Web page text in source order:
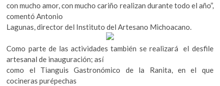
con mucho amor, con mucho cariño realizan durante todo el año”,
comentó Antonio
Lagunas, director del Instituto del Artesano Michoacano.
Como parte de las actividades también se realizará el desfile
artesanal de inauguración; así
como el Tianguis Gastronómico de la Ranita, en el que
cocineras purépechas